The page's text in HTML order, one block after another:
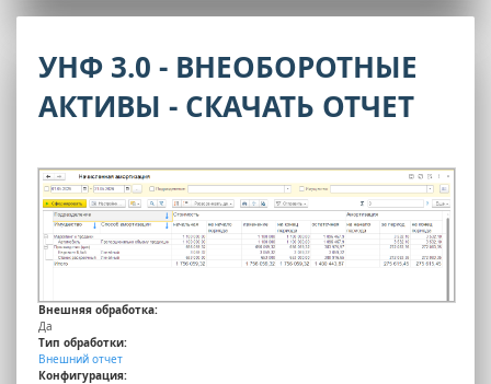
УНФ 3.0 - ВНЕОБОРОТНЫЕ
АКТИВЫ - СКАЧАТЬ ОТЧЕТ
Внешняя обработка:
Да
Тип обработки:
Внешний отчет
Конфигурация: